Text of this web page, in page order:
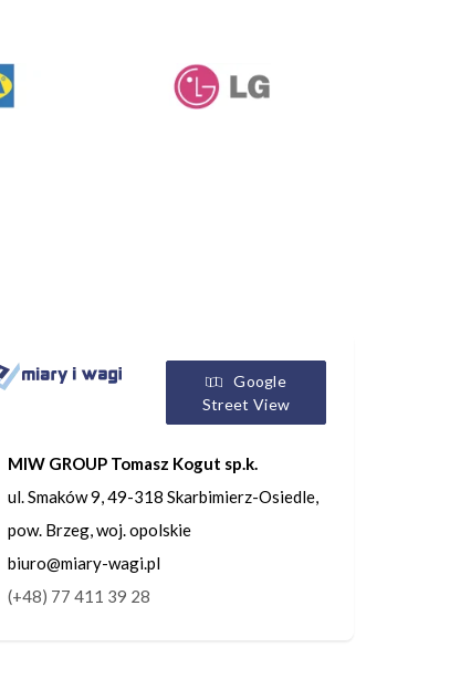
Google
Street View
MIW GROUP Tomasz Kogut sp.k.
ul. Smaków 9, 49-318 Skarbimierz-Osiedle,
pow. Brzeg, woj. opolskie
biuro@miary-wagi.pl
(+48) 77 411 39 28